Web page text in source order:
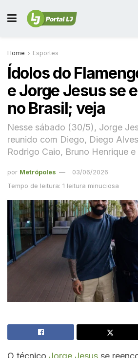
Home Esportes
Ídolos do
e Jorge Jesus se
no Brasil; veja
Nesse sábado (30/5), Jorge
reunido com Diego, Diego
Rodrigo Caio, Bruno Henrique e
por Metrópoles
03/06/2026
Tempo de leitura: 1 leitura minuciosa
O técnico Jorge Jesus se